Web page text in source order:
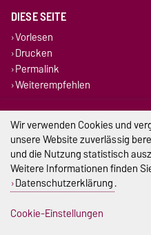
DIESE SEITE
Vorlesen
Drucken
Permalink
Weiterempfehlen
Cookie-
Wir verwenden Cookies und
unsere Website zuverlässig
und die Nutzung statistisch
Weitere Informationen finden
Datenschutzerklärung.
Cookie-Einstellungen